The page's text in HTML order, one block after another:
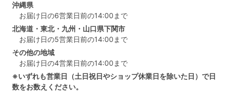
沖縄県
お届け日の6営業日前の14:00まで
北海道・東北・九州・山口県下関市
お届け日の5営業日前の14:00まで
その他の地域
お届け日の4営業日前の14:00まで
※いずれも営業日（土日祝日やショップ休業日を除いた日）で日
数をお数えください。